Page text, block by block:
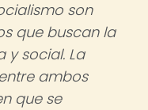
son
que buscan la
social. La
ambos
que se